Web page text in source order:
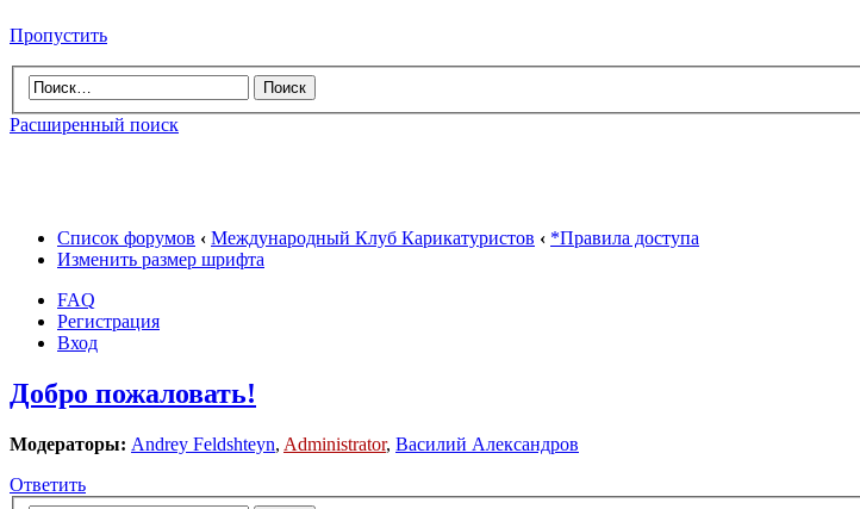
Пропустить
Расширенный поиск
Список форумов ‹ Международный Клуб Карикатуристов ‹ *Правила доступа
Изменить размер шрифта
FAQ
Регистрация
Вход
Добро пожаловать!
Модераторы: Andrey Feldshteyn, Administrator, Василий Александров
Ответить